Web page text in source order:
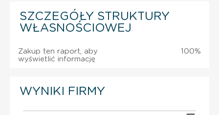
SZCZEGÓŁY STRUKTURY
WŁASNOŚCIOWEJ
Zakup ten raport, aby
wyświetlić informację
100%
WYNIKI FIRMY